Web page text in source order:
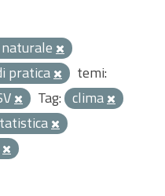
pratica
temi:
Tag: clima